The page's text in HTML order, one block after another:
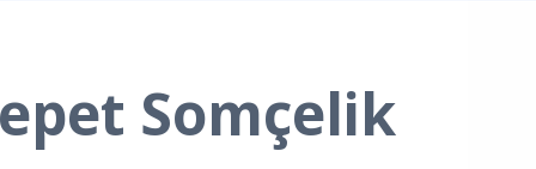
Somçelik